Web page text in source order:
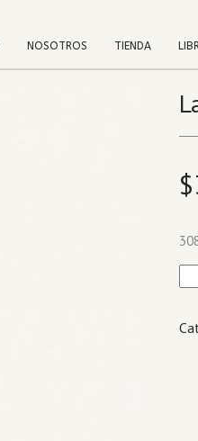
NOSOTROS TIENDA
$